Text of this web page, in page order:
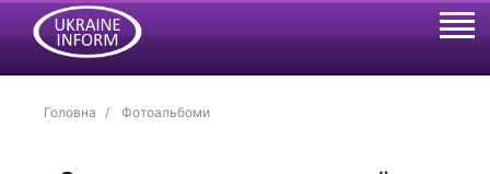
Головна Фотоальбоми